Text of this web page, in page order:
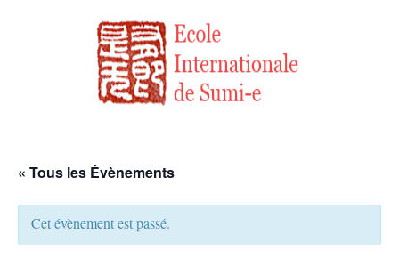
« Tous les Évènements
Cet évènement est passé.